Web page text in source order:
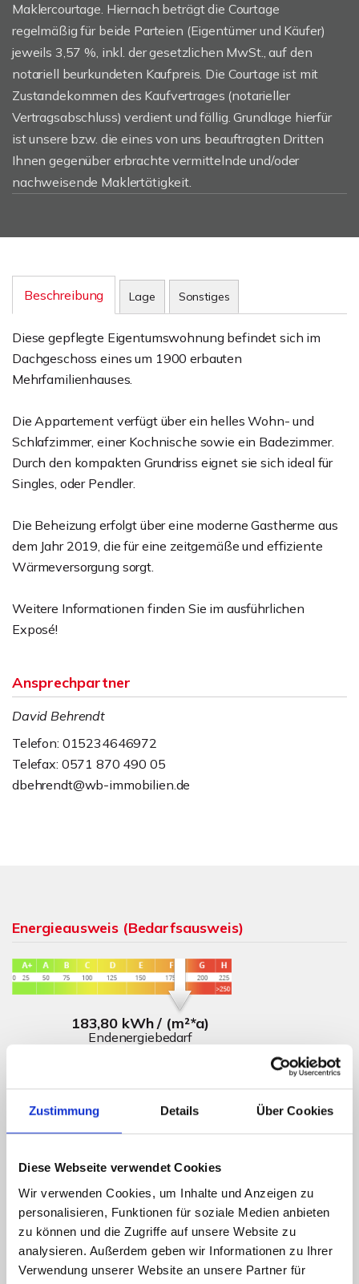
Zustimmung Details Über Cookies
Diese Webseite verwendet Cookies
Wir verwenden Cookies, um Inhalte und Anzeigen zu
personalisieren, Funktionen für soziale Medien anbieten
zu können und die Zugriffe auf unsere Website zu
analysieren. Außerdem geben wir Informationen zu Ihrer
Verwendung unserer Website an unsere Partner für
Maklercourtage. Hiernach beträgt die Courtage
regelmäßig für beide Parteien (Eigentümer und Käufer)
jeweils 3,57 %, inkl. der gesetzlichen MwSt., auf den
notariell beurkundeten Kaufpreis. Die Courtage ist mit
Zustandekommen des Kaufvertrages (notarieller
Vertragsabschluss) verdient und fällig. Grundlage hierfür
ist unsere bzw. die eines von uns beauftragten Dritten
Ihnen gegenüber erbrachte vermittelnde und/oder
nachweisende Maklertätigkeit.
Beschreibung Lage Sonstiges
Diese gepflegte Eigentumswohnung befindet sich im
Dachgeschoss eines um 1900 erbauten
Mehrfamilienhauses.
Die Appartement verfügt über ein helles Wohn- und
Schlafzimmer, einer Kochnische sowie ein Badezimmer.
Durch den kompakten Grundriss eignet sie sich ideal für
Singles, oder Pendler.
Die Beheizung erfolgt über eine moderne Gastherme aus
dem Jahr 2019, die für eine zeitgemäße und effiziente
Wärmeversorgung sorgt.
Weitere Informationen finden Sie im ausführlichen
Exposé!
Ansprechpartner
David Behrendt
Telefon: 015234646972
Telefax: 0571 870 490 05
dbehrendt@wb-immobilien.de
Energieausweis (Bedarfsausweis)
183,80 kWh / (m²*a)
Endenergiebedarf
Weitere Informationen
Wesentlicher Energieträger
Gas
Energieausweis Ausstelldatum
2019-08-09
Energieausweis gültig bis
08.08.2029
Energieausweis Jahrgang
ab dem 1.5.2014
Energieausweis Werteklasse
F